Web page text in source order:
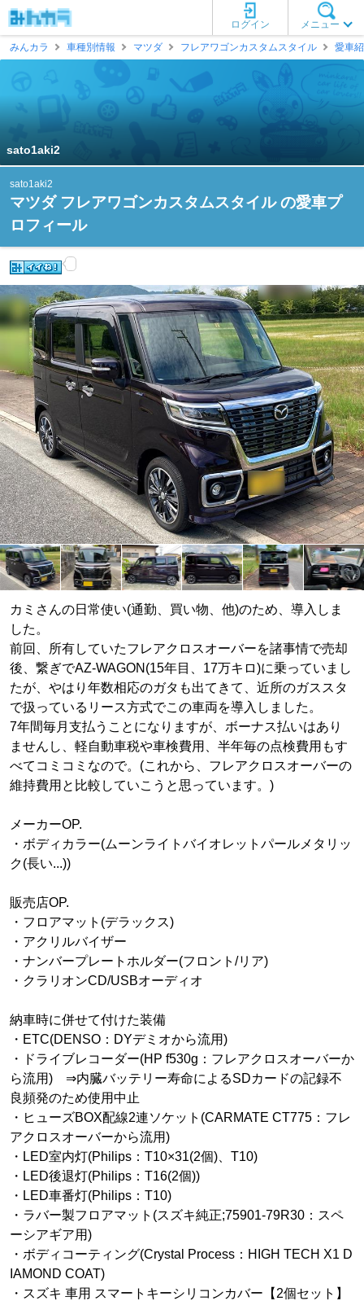
メニュー
ログイン
みんカラ
車種別情報 マツダ フレアワゴンカスタムスタイル 愛車
sato1aki2
sato1aki2
マツダ フレアワゴンカスタムスタイル の愛車プ
ロフィール
カミさんの日常使い(通勤、買い物、他)のため、導入しま
した。
前回、所有していたフレアクロスオーバーを諸事情で売却
後、繋ぎでAZ-WAGON(15年目、17万キロ)に乗っていまし
たが、やはり年数相応のガタも出てきて、近所のガススタ
で扱っているリース方式でこの車両を導入しました。
7年間毎月支払うことになりますが、ボーナス払いはあり
ませんし、軽自動車税や車検費用、半年毎の点検費用もす
べてコミコミなので。(これから、フレアクロスオーバーの
維持費用と比較していこうと思っています。)
メーカーOP.
・ボディカラー(ムーンライトバイオレットパールメタリッ
ク(長い...))
販売店OP.
・フロアマット(デラックス)
・アクリルバイザー
・ナンバープレートホルダー(フロント/リア)
・クラリオンCD/USBオーディオ
納車時に併せて付けた装備
・ETC(DENSO：DYデミオから流用)
・ドライブレコーダー(HP f530g：フレアクロスオーバーか
ら流用) ⇒内臓バッテリー寿命によるSDカードの記録不
良頻発のため使用中止
・ヒューズBOX配線2連ソケット(CARMATE CT775：フレ
アクロスオーバーから流用)
・LED室内灯(Philips：T10×31(2個)、T10)
・LED後退灯(Philips：T16(2個))
・LED車番灯(Philips：T10)
・ラバー製フロアマット(スズキ純正;75901-79R30：スペ
ーシアギア用)
・ボディコーティング(Crystal Process：HIGH TECH X1 D
IAMOND COAT)
・スズキ 車用 スマートキーシリコンカバー【2個セット】